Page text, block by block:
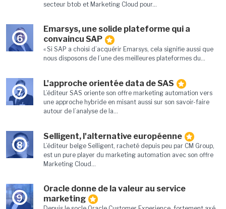
secteur btob et Marketing Cloud pour...
6
Emarsys, une solide plateforme qui a
convaincu SAP
« Si SAP a choisi d’acquérir Emarsys, cela signifie aussi que
nous disposons de l’une des meilleures plateformes du...
7
L'approche orientée data de SAS
L’éditeur SAS oriente son offre marketing automation vers
une approche hybride en misant aussi sur son savoir-faire
autour de l’analyse de la...
8
Selligent, l'alternative européenne
L’éditeur belge Selligent, racheté depuis peu par CM Group,
est un pure player du marketing automation avec son offre
Marketing Cloud...
9
Oracle donne de la valeur au service
marketing